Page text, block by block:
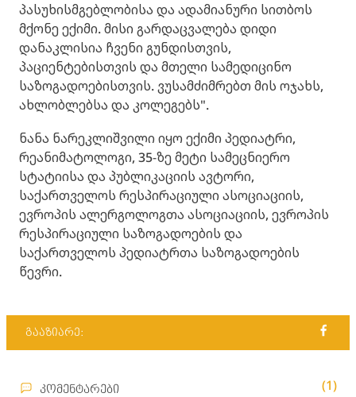
პასუხისმგებლობისა და ადამიანური სითბოს
მქონე ექიმი. მისი გარდაცვალება დიდი
დანაკლისია ჩვენი გუნდისთვის,
პაციენტებისთვის და მთელი სამედიცინო
საზოგადოებისთვის. ვუსამძიმრებთ მის ოჯახს,
ახლობლებსა და კოლეგებს".
ნანა ნარეკლიშვილი იყო ექიმი პედიატრი,
რეანიმატოლოგი, 35-ზე მეტი სამეცნიერო
სტატიისა და პუბლიკაციის ავტორი,
საქართველოს რესპირაციული ასოციაციის,
ევროპის ალერგოლოგთა ასოციაციის, ევროპის
რესპირაციული საზოგადოების და
საქართველოს პედიატრთა საზოგადოების
წევრი.
გააზიარე:
კომენტარები (1)